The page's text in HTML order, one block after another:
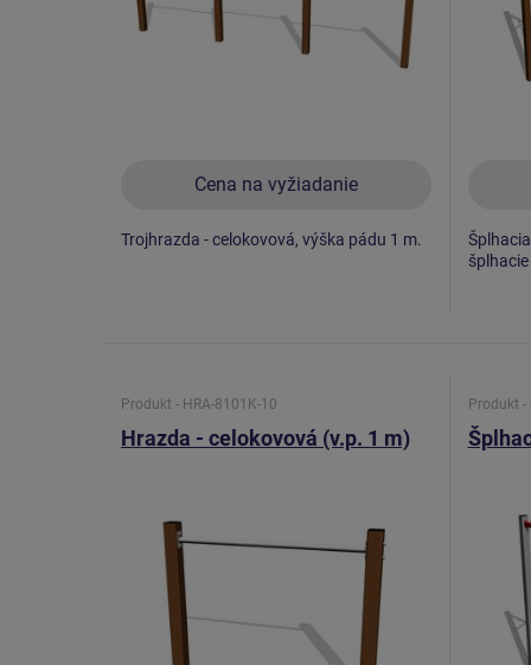
Cena na vyžiadanie
Trojhrazda - celokovová, výška pádu 1 m.
Produkt - HRA-8101K-10
Hrazda - celokovová (v.p. 1 m)
Produkt -